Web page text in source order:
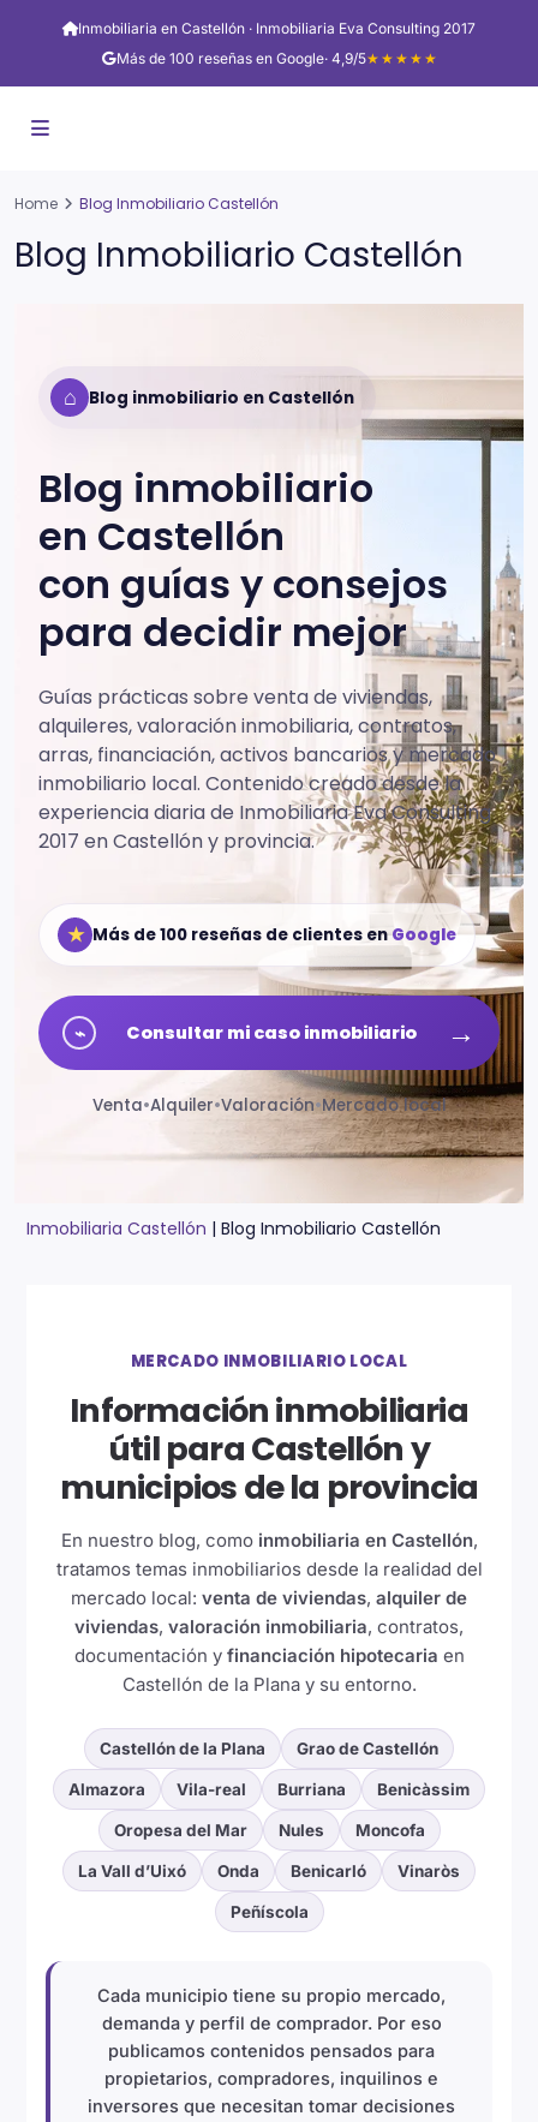
Inmobiliaria en Castellón · Inmobiliaria Eva Consulting 2017
Más de 100 reseñas en Google· 4,9/5★★★★★
Home Blog Inmobiliario Castellón
Blog Inmobiliario Castellón
⌂ Blog inmobiliario en Castellón
Blog inmobiliario
en Castellón
con guías y consejos
para decidir mejor
Guías prácticas sobre venta de viviendas,
alquileres, valoración inmobiliaria, contratos,
arras, financiación, activos bancarios y mercado
inmobiliario local. Contenido creado desde la
experiencia diaria de Inmobiliaria Eva Consulting
2017 en Castellón y provincia.
★ Más de 100 reseñas de clientes enGoogle
⌁ Consultar mi caso inmobiliario →
Venta•Alquiler•Valoración•Mercado local
Inmobiliaria Castellón | Blog Inmobiliario Castellón
MERCADO INMOBILIARIO LOCAL
Información inmobiliaria
útil para Castellón y
municipios de la provincia
En nuestro blog, como inmobiliaria en Castellón,
tratamos temas inmobiliarios desde la realidad del
mercado local: venta de viviendas, alquiler de
viviendas, valoración inmobiliaria, contratos,
documentación y financiación hipotecaria en
Castellón de la Plana y su entorno.
Castellón de la Plana Grao de Castellón
Almazora Vila-real Burriana Benicàssim
Oropesa del Mar Nules Moncofa
La Vall d’Uixó Onda Benicarló Vinaròs
Peñíscola
Cada municipio tiene su propio mercado,
demanda y perfil de comprador. Por eso
publicamos contenidos pensados para
propietarios, compradores, inquilinos e
inversores que necesitan tomar decisiones